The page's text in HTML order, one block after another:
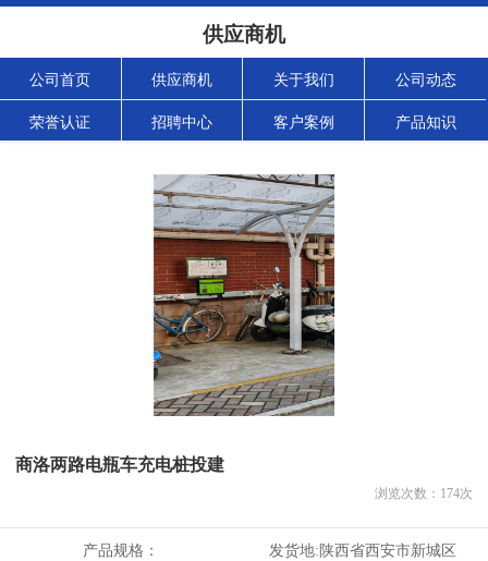
供应商机
公司首页 供应商机 关于我们 公司动态
荣誉认证 招聘中心 客户案例 产品知识
商洛两路电瓶车充电桩投建
浏览次数： 174次
产品规格： 发货地:陕西省西安市新城区